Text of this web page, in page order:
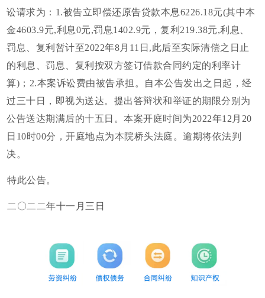
讼请求为：1.被告立即偿还原告贷款本息6226.18元(其中本
金4603.9元,利息0元,罚息1402.9元，复利219.38元,利息、
罚息、复利暂计至2022年8月11日,此后至实际清偿之日止
的利息、罚息、复利按双方签订借款合同约定的利率计
算)；2.本案诉讼费由被告承担。自本公告发出之日起，经
过三十日，即视为送达。提出答辩状和举证的期限分别为
公告送达期满后的十五日。本案开庭时间为2022年12月20
日10时00分，开庭地点为本院桥头法庭。逾期将依法判
决。
特此公告。
二〇二二年十一月三日